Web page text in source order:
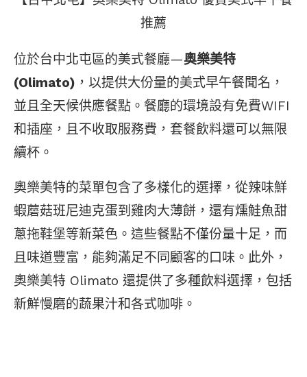
推薦
位於台中北屯區的美式餐廳—奧樂美特
(Olimato) ，以提供大份量的美式早午餐聞名，
並且全天候供應餐點。餐廳的環境設有免費WIFI
和插座，且不收取服務費，套餐飲料還可以無限
續杯。
奧樂美特的菜單包含了多樣化的選擇，從辣味鮮
蝦蘑菇班尼迪克蛋到雞肉大薄餅，還有燻鮭魚甜
蔥拖鞋堡等新菜色。這些餐點不僅份量十足，而
且味道豐富，能夠滿足不同顧客的口味。此外，
奧樂美特 Olimato 還提供了多種飲料選擇，包括
新鮮慢磨的蔬果汁和各式咖啡。